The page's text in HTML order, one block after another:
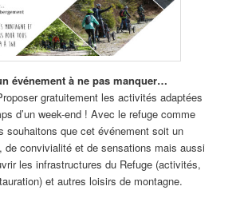
événement à ne pas manquer…
gratuitement les activités adaptées
d’un week-end ! Avec le refuge comme
souhaitons que cet événement soit un
de convivialité et de sensations mais aussi
les infrastructures du Refuge (activités,
et autres loisirs de montagne.